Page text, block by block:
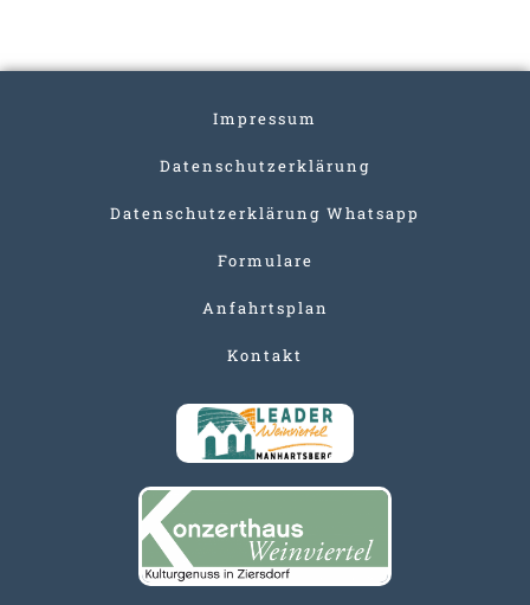
Impressum
Datenschutzerklärung
Datenschutzerklärung Whatsapp
Formulare
Anfahrtsplan
Kontakt